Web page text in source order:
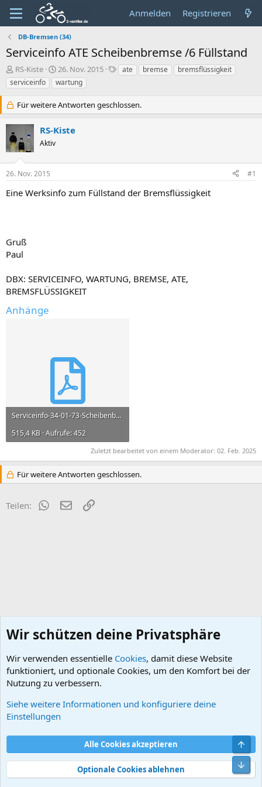
Anmelden Registrieren
DB-Bremsen (34)
Serviceinfo ATE Scheibenbremse /6 Füllstand
E
r
s
e
e
r
RS-Kiste
E
r
s
t
e
l
m
26. Nov. 2015
S
l
a
t
ate bremse
bremsflüssigkeit
serviceinfo
wartung
Für weitere Antworten geschlossen.
RS-Kiste
Aktiv
26. Nov. 2015 #1
Eine Werksinfo zum Füllstand der Bremsflüssigkeit
Gruß
Paul
DBX: SERVICEINFO, WARTUNG, BREMSE, ATE,
BREMSFLÜSSIGKEIT
Anhänge
Serviceinfo-34-01-73-Scheibenbremse-Fuellstand-1974-06.pdf
515,4 KB · Aufrufe: 452
Zuletzt bearbeitet von einem Moderator: 02. Feb. 2025
Für weitere Antworten geschlossen.
Teilen: WhatsApp
E-MailLink
DB-Bremsen (34)
Nutzungsbedingungen
Datenschutz
Hilfe und Impressum
Start
R
S
Community platform by XenForo® © 2010-2026 XenForo Ltd.
Wir schützen deine Privatsphäre
Wir verwenden essentielle Cookies, damit diese Website
funktioniert, und optionale Cookies, um den Komfort bei der
Nutzung zu verbessern.
Siehe weitere Informationen und konfiguriere deine
Einstellungen
Alle Cookies akzeptieren
Optionale Cookies ablehnen